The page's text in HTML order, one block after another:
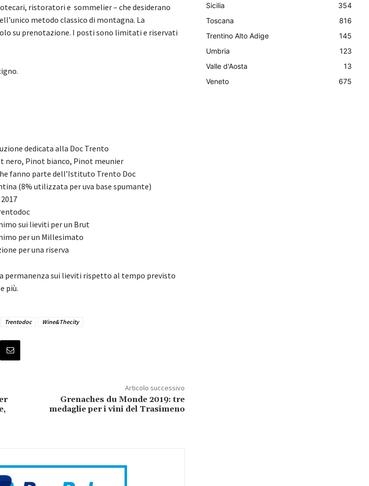
ristoratori e sommelier – che desiderano
metodo classico di montagna. La
su prenotazione. I posti sono limitati e riservati
dedicata alla Doc Trento
nero, Pinot bianco, Pinot meunier
fanno parte dell’Istituto Trento Doc
(8% utilizzata per uva base spumante)
sui lieviti per un Brut
per un Millesimato
per una riserva
sui lieviti rispetto al tempo previsto
più.
Trentodoc Wine&Thecity
Articolo successivo
Grenaches du Monde 2019: tre
medaglie per i vini del Trasimeno
Sicilia
354
Toscana
816
Trentino Alto Adige
145
Umbria
123
Valle d'Aosta
13
Veneto
675